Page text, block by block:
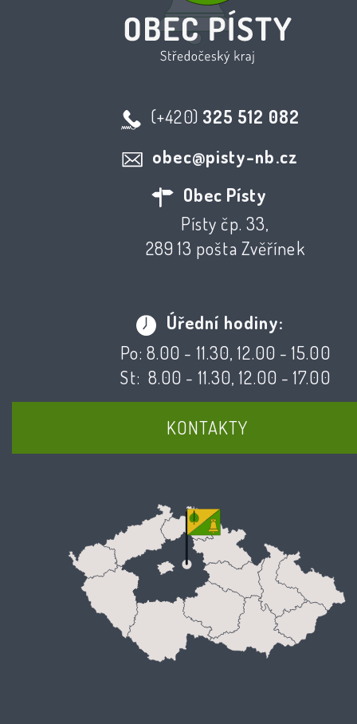
(+420) 325 512 082
obec@pisty-nb.cz
Obec Písty
Písty čp. 33,
289 13 pošta Zvěřínek
Úřední hodiny:
Po: 8.00 - 11.30, 12.00 - 15.00
St: 8.00 - 11.30, 12.00 - 17.00
KONTAKTY